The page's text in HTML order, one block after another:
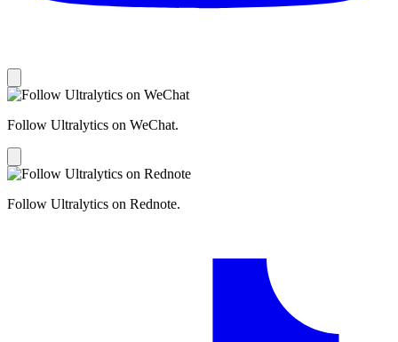
Follow Ultralytics on WeChat.
Follow Ultralytics on Rednote.